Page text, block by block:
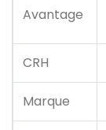
Avantage
CRH
Marque